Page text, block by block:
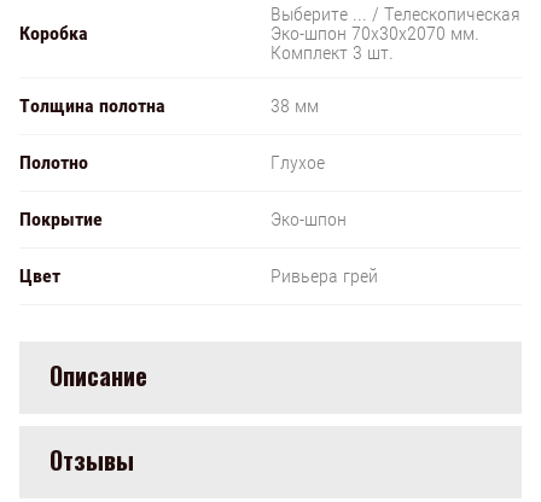
Коробка
Выберите ... / Телескопическая
Эко-шпон 70х30х2070 мм.
Комплект 3 шт.
Толщина полотна 38 мм
Полотно Глухое
Покрытие Эко-шпон
Цвет Ривьера грей
Описание
Отзывы